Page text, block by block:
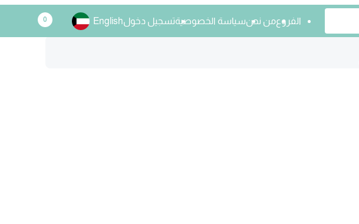
الفروعمن نحنسياسة الخصوصيةتسجيل دخولEnglish
0